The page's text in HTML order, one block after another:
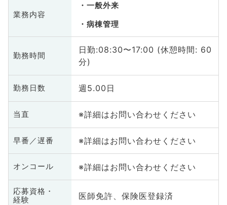
業務内容
一般外来
病棟管理
勤務時間
日勤:08:30〜17:00 (休憩時間: 60
分)
勤務日数 週5.00日
当直 ※詳細はお問い合わせください
早番／遅番 ※詳細はお問い合わせください
オンコール ※詳細はお問い合わせください
応募資格・
経験
医師免許、保険医登録済